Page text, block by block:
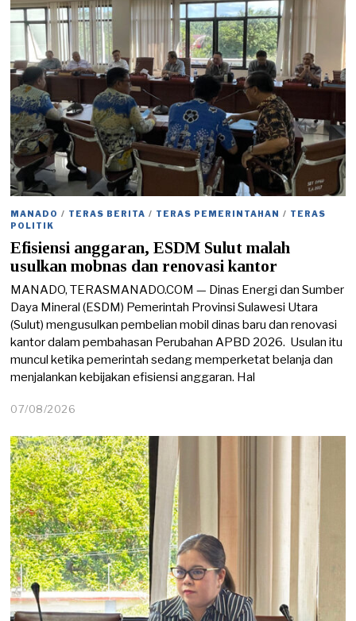
2
6
MANADO / TERAS BERITA / TERAS PEMERINTAHAN / TERAS
POLITIK
Efisiensi anggaran, ESDM Sulut malah
usulkan mobnas dan renovasi kantor
MANADO, TERASMANADO.COM — Dinas Energi dan Sumber
Daya Mineral (ESDM) Pemerintah Provinsi Sulawesi Utara
(Sulut) mengusulkan pembelian mobil dinas baru dan renovasi
kantor dalam pembahasan Perubahan APBD 2026. Usulan itu
muncul ketika pemerintah sedang memperketat belanja dan
menjalankan kebijakan efisiensi anggaran. Hal
07/08/2026
/
0
8
/
2
0
2
6